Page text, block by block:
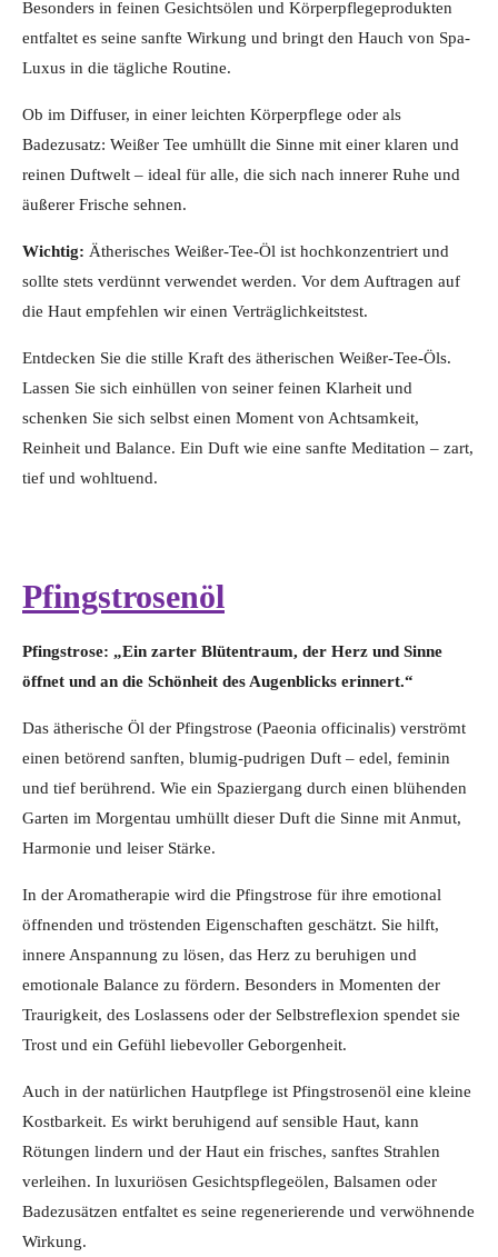
Besonders in feinen Gesichtsölen und Körperpflegeprodukten
entfaltet es seine sanfte Wirkung und bringt den Hauch von Spa-
Luxus in die tägliche Routine.
Ob im Diffuser, in einer leichten Körperpflege oder als
Badezusatz: Weißer Tee umhüllt die Sinne mit einer klaren und
reinen Duftwelt – ideal für alle, die sich nach innerer Ruhe und
äußerer Frische sehnen.
Wichtig: Ätherisches Weißer-Tee-Öl ist hochkonzentriert und
sollte stets verdünnt verwendet werden. Vor dem Auftragen auf
die Haut empfehlen wir einen Verträglichkeitstest.
Entdecken Sie die stille Kraft des ätherischen Weißer-Tee-Öls.
Lassen Sie sich einhüllen von seiner feinen Klarheit und
schenken Sie sich selbst einen Moment von Achtsamkeit,
Reinheit und Balance. Ein Duft wie eine sanfte Meditation – zart,
tief und wohltuend.
Pfingstrosenöl
Pfingstrose: „Ein zarter Blütentraum, der Herz und Sinne
öffnet und an die Schönheit des Augenblicks erinnert.“
Das ätherische Öl der Pfingstrose (Paeonia officinalis) verströmt
einen betörend sanften, blumig-pudrigen Duft – edel, feminin
und tief berührend. Wie ein Spaziergang durch einen blühenden
Garten im Morgentau umhüllt dieser Duft die Sinne mit Anmut,
Harmonie und leiser Stärke.
In der Aromatherapie wird die Pfingstrose für ihre emotional
öffnenden und tröstenden Eigenschaften geschätzt. Sie hilft,
innere Anspannung zu lösen, das Herz zu beruhigen und
emotionale Balance zu fördern. Besonders in Momenten der
Traurigkeit, des Loslassens oder der Selbstreflexion spendet sie
Trost und ein Gefühl liebevoller Geborgenheit.
Auch in der natürlichen Hautpflege ist Pfingstrosenöl eine kleine
Kostbarkeit. Es wirkt beruhigend auf sensible Haut, kann
Rötungen lindern und der Haut ein frisches, sanftes Strahlen
verleihen. In luxuriösen Gesichtspflegeölen, Balsamen oder
Badezusätzen entfaltet es seine regenerierende und verwöhnende
Wirkung.